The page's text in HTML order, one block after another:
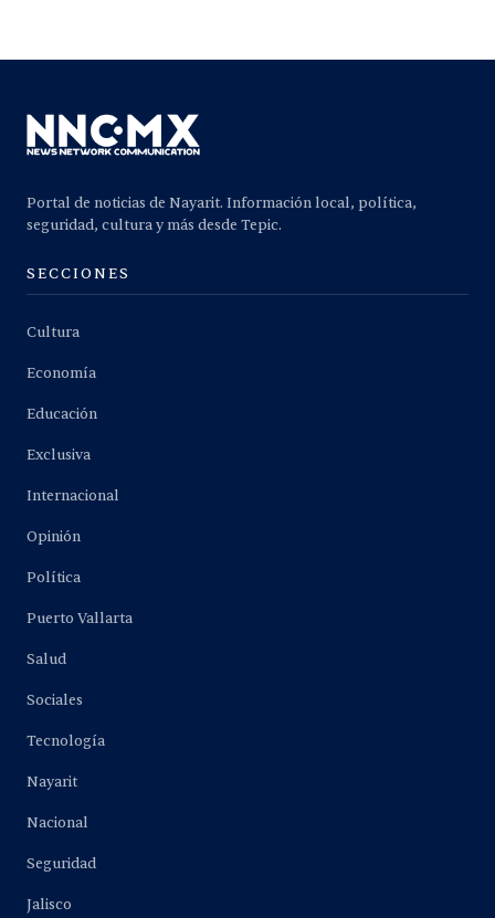
Portal de noticias de Nayarit. Información local, política,
seguridad, cultura y más desde Tepic.
SECCIONES
Cultura
Economía
Educación
Exclusiva
Internacional
Opinión
Política
Puerto Vallarta
Salud
Sociales
Tecnología
Nayarit
Nacional
Seguridad
Jalisco